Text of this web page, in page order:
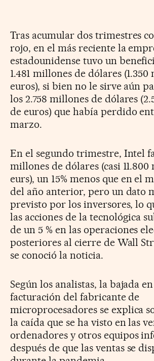
Tras acumular dos trimestres
rojo, en el más reciente la
estadounidense tuvo un
1.481 millones de dólares
euros), si bien no le sirve aún
los 2.758 millones de dólares
de euros) que había perdido
marzo.
En el segundo trimestre, Intel
millones de dólares (casi
eurs), un 15% menos que en el
del año anterior, pero un dato
previsto por los inversores, lo
las acciones de la tecnológica
de un 5 % en las operaciones
posteriores al cierre de Wall
se conoció la noticia.
Según los analistas, la bajada
facturación del fabricante de
microprocesadores se explica
la caída que se ha visto en las
ordenadores y otros equipos
después de que las ventas se